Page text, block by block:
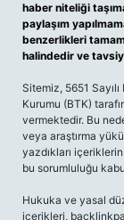
haber niteliği
paylaşım
benzerlikleri
halindedir ve
Sitemiz, 5651
Kurumu (BTK)
vermektedir. Bu
veya araştırma
yazdıkları
bu sorumluluğu
Hukuka ve yasal
içerikleri,